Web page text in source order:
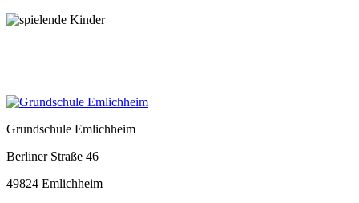
Grundschule Emlichheim
Berliner Straße 46
49824 Emlichheim